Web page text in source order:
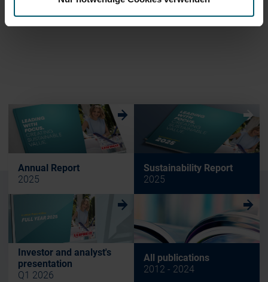
Annual Report
2025
w
Sustainability Report
2025
w
Investor and analyst's
presentation
Q1 2026
w
All publications
2012 - 2024
w